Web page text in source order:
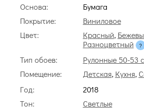
Основа:
Бумага
Покрытие:
Виниловое
Цвет:
Красный,
Разноцветный
Тип обоев:
Рулонные 50-53
Помещение:
Детская, Кухня,
Год:
2018
Тон:
Светлые